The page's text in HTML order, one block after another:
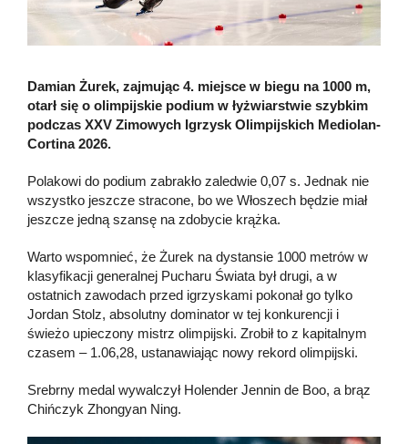
Damian Żurek, zajmując 4. miejsce w biegu na 1000 m,
otarł się o olimpijskie podium w łyżwiarstwie szybkim
podczas XXV Zimowych Igrzysk Olimpijskich Mediolan-
Cortina 2026.
Polakowi do podium zabrakło zaledwie 0,07 s. Jednak nie
wszystko jeszcze stracone, bo we Włoszech będzie miał
jeszcze jedną szansę na zdobycie krążka.
Warto wspomnieć, że Żurek na dystansie 1000 metrów w
klasyfikacji generalnej Pucharu Świata był drugi, a w
ostatnich zawodach przed igrzyskami pokonał go tylko
Jordan Stolz, absolutny dominator w tej konkurencji i
świeżo upieczony mistrz olimpijski. Zrobił to z kapitalnym
czasem – 1.06,28, ustanawiając nowy rekord olimpijski.
Srebrny medal wywalczył Holender Jennin de Boo, a brąz
Chińczyk Zhongyan Ning.